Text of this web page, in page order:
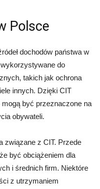
Polsce
dochodów państwa w
do
takich jak ochrona
innych. Dzięki CIT
być przeznaczone na
obywateli.
związane z CIT. Przede
być obciążeniem dla
i średnich firm. Niektóre
z utrzymaniem